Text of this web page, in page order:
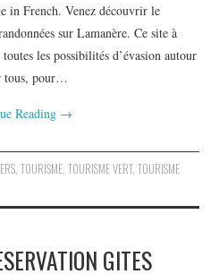
in French. Venez découvrir le
sur Lamanère. Ce site à
les possibilités d’évasion autour
tous, pour…
Reading →
, TOURISME, TOURISME VERT, TOURISME
GITES